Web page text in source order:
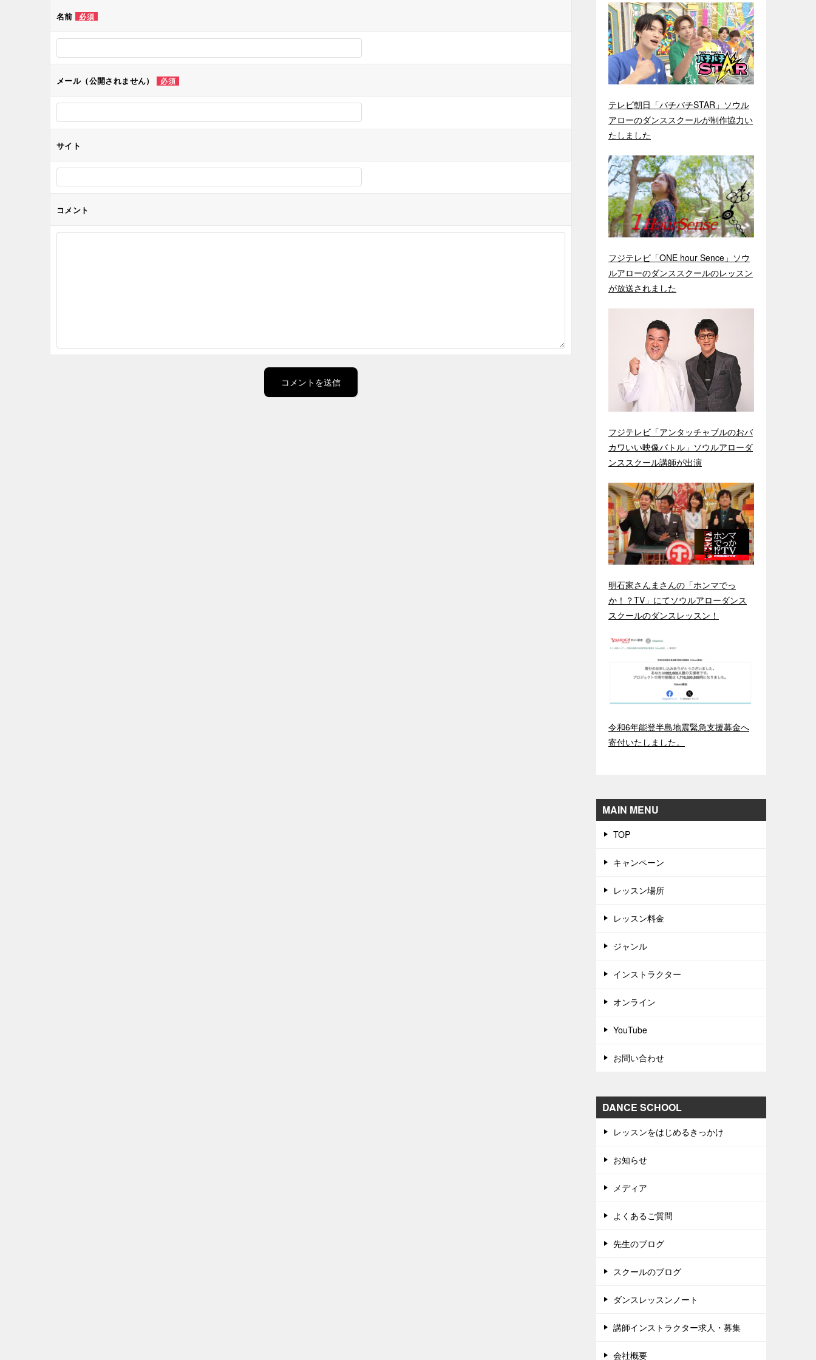
ゲ
ー
ン
名前 必須
メール（公開されません） 必須
サイト
コメント
テレビ朝日「バチバチSTAR」ソウル
アローのダンススクールが制作協力い
たしました
フジテレビ「ONE hour Sence」ソウ
ルアローのダンススクールのレッスン
が放送されました
フジテレビ「アンタッチャブルのおバ
カワいい映像バトル」ソウルアローダ
ンススクール講師が出演
明石家さんまさんの「ホンマでっ
か！？TV」にてソウルアローダンス
スクールのダンスレッスン！
令和6年能登半島地震緊急支援募金へ
寄付いたしました。
MAIN MENU
TOP
キャンペーン
レッスン場所
レッスン料金
ジャンル
インストラクター
オンライン
YouTube
お問い合わせ
DANCE SCHOOL
レッスンをはじめるきっかけ
お知らせ
メディア
よくあるご質問
先生のブログ
スクールのブログ
ダンスレッスンノート
講師インストラクター求人・募集
会社概要